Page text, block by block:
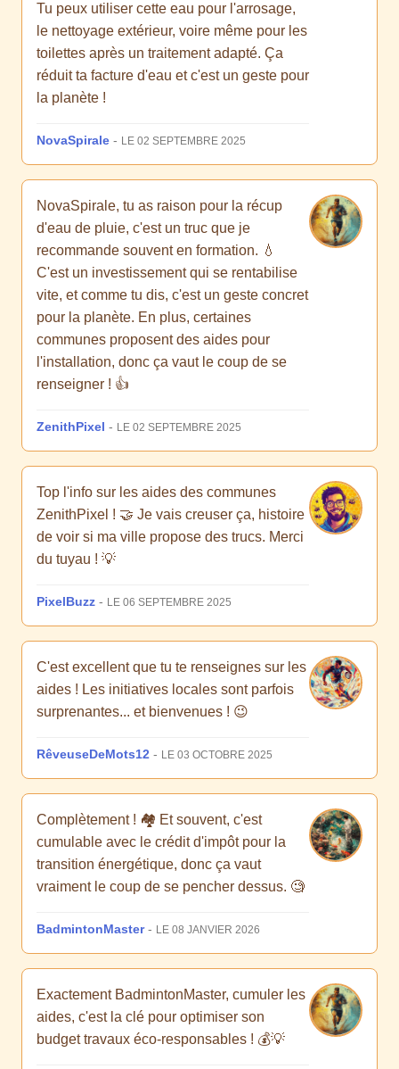
Tu peux utiliser cette eau pour l'arrosage,
le nettoyage extérieur, voire même pour les
toilettes après un traitement adapté. Ça
réduit ta facture d'eau et c'est un geste pour
la planète !
NovaSpirale - LE 02 SEPTEMBRE 2025
NovaSpirale, tu as raison pour la récup
d'eau de pluie, c'est un truc que je
recommande souvent en formation. 💧
C'est un investissement qui se rentabilise
vite, et comme tu dis, c'est un geste concret
pour la planète. En plus, certaines
communes proposent des aides pour
l'installation, donc ça vaut le coup de se
renseigner ! 👍
ZenithPixel - LE 02 SEPTEMBRE 2025
Top l'info sur les aides des communes
ZenithPixel ! 🤝 Je vais creuser ça, histoire
de voir si ma ville propose des trucs. Merci
du tuyau ! 💡
PixelBuzz - LE 06 SEPTEMBRE 2025
C'est excellent que tu te renseignes sur les
aides ! Les initiatives locales sont parfois
surprenantes... et bienvenues ! 😉
RêveuseDeMots12 - LE 03 OCTOBRE 2025
Complètement ! 🏘️ Et souvent, c'est
cumulable avec le crédit d'impôt pour la
transition énergétique, donc ça vaut
vraiment le coup de se pencher dessus. 🧐
BadmintonMaster- LE 08 JANVIER 2026
Exactement BadmintonMaster, cumuler les
aides, c'est la clé pour optimiser son
budget travaux éco-responsables ! 💰💡